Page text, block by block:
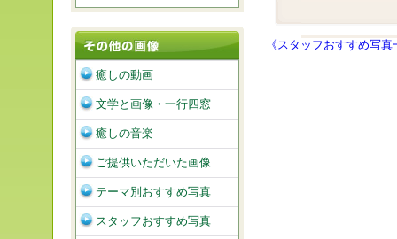
《スタッフおすすめ写
癒しの動画
文学と画像・一行四窓
癒しの音楽
ご提供いただいた画像
テーマ別おすすめ写真
スタッフおすすめ写真